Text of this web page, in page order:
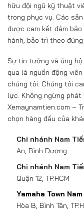
hữu đội ngũ kỹ thuật
trong phục vụ. Các
được cam kết đảm
hành, bảo trì theo
Sự tin tưởng và ủng
qua là nguồn động
chúng tôi. Chúng tôi
lực. Không ngừng
Xemaynamtien.com –
chọn hàng đầu của
Chi nhánh Nam
An, Bình Dương
Chi nhánh Nam
Quận 12, TP.HCM
Yamaha Town
Hòa B, Bình Tân,